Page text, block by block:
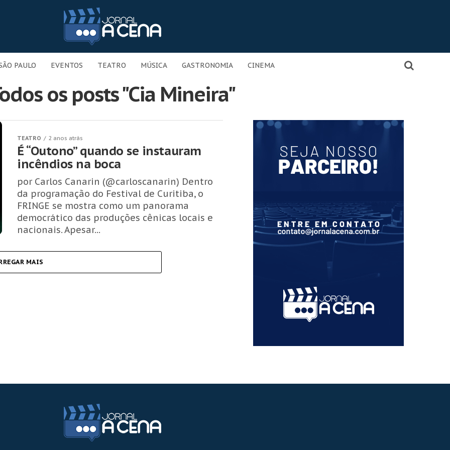
PAULO EVENTOS TEATRO MÚSICA GASTRONOMIA CINEMA
os posts "Cia Mineira"
TEATRO 2 anos atrás
É “Outono” quando se instauram
incêndios na boca
por Carlos Canarin (@carloscanarin) Dentro
da programação do Festival de Curitiba, o
FRINGE se mostra como um panorama
democrático das produções cênicas locais e
nacionais. Apesar...
MAIS